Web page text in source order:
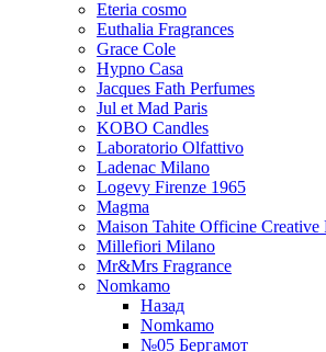
Eteria cosmo
Euthalia Fragrances
Grace Cole
Hypno Casa
Jacques Fath Perfumes
Jul et Mad Paris
KOBO Candles
Laboratorio Olfattivo
Ladenac Milano
Logevy Firenze 1965
Magma
Maison Tahite Officine Creative
Millefiori Milano
Mr&Mrs Fragrance
Nomkamo
Назад
Nomkamo
№05 Бергамот